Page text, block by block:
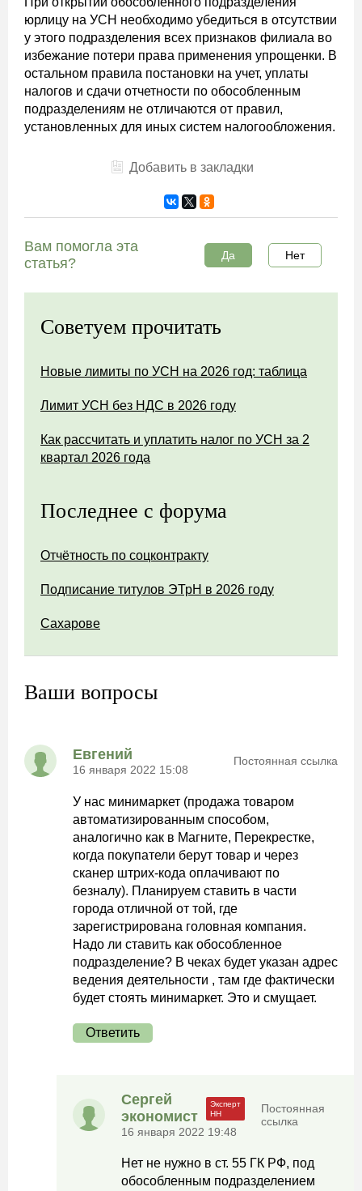
юрлицу на УСН необходимо убедиться в отсутствии
у этого подразделения всех признаков филиала во
избежание потери права применения упрощенки. В
остальном правила постановки на учет, уплаты
налогов и сдачи отчетности по обособленным
подразделениям не отличаются от правил,
установленных для иных систем налогообложения.
Добавить в закладки
Вам помогла эта
статья?
Да Нет
Советуем прочитать
Новые лимиты по УСН на 2026 год: таблица
Лимит УСН без НДС в 2026 году
Как рассчитать и уплатить налог по УСН за 2
квартал 2026 года
Последнее с форума
Отчётность по соцконтракту
Подписание титулов ЭТрН в 2026 году
Сахарове
Ваши вопросы
Евгений
16 января 2022 15:08
Постоянная ссылка
У нас минимаркет (продажа товаром
автоматизированным способом,
аналогично как в Магните, Перекрестке,
когда покупатели берут товар и через
сканер штрих-кода оплачивают по
безналу). Планируем ставить в части
города отличной от той, где
зарегистрирована головная компания.
Надо ли ставить как обособленное
подразделение? В чеках будет указан адрес
ведения деятельности , там где фактически
будет стоять минимаркет. Это и смущает.
Ответить
Сергей
экономист
16 января 2022 19:48
Постоянная
ссылка
Нет не нужно в ст. 55 ГК РФ, под
обособленным подразделением